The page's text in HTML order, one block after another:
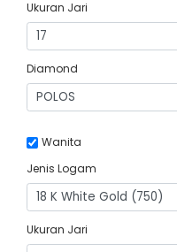
Ukuran Jari
Diamond
Wanita
Jenis Logam
Ukuran Jari